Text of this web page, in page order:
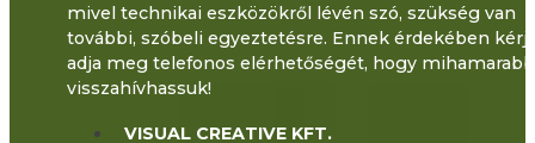
mivel technikai eszközökről lévén szó, szükség van
további, szóbeli egyeztetésre. Ennek érdekében
adja meg telefonos elérhetőségét, hogy mihamarabb
visszahívhassuk!
VISUAL CREATIVE KFT.